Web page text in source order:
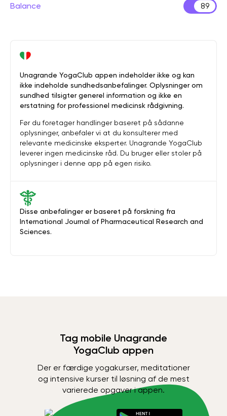
Balance 89
Disse anbefalinger er baseret på forskning fra
International Journal of Pharmaceutical Research and
Sciences.
Unagrande YogaClub appen indeholder ikke og kan
ikke indeholde sundhedsanbefalinger. Oplysninger om
sundhed tilsigter generel information og ikke en
erstatning for professionel medicinsk rådgivning.
Før du foretager handlinger baseret på sådanne
oplysninger, anbefaler vi at du konsulterer med
relevante medicinske eksperter. Unagrande YogaClub
leverer ingen medicinske råd. Du bruger eller stoler på
oplysninger i denne app på egen risiko.
Tag mobile Unagrande
YogaClub appen
Der er færdige yogakurser, meditationer
og intensive kurser til løsning af de mest
varierede opgaver i appen.